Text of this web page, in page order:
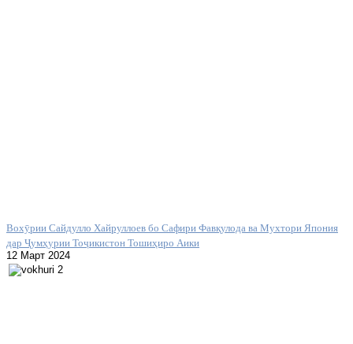
Вохӯрии Сайдулло Хайруллоев бо Сафири Фавқулода ва Мухтори Япония
дар Ҷумҳурии Тоҷикистон Тошиҳиро Аики
12 Март 2024